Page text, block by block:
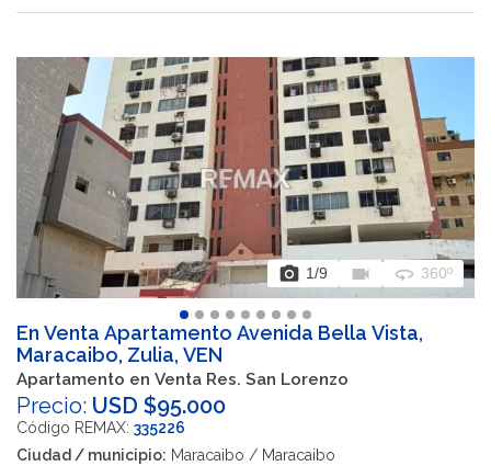
photo_camera 1/9 videocam 360 360º
En Venta Apartamento Avenida Bella Vista,
Maracaibo, Zulia, VEN
Apartamento en Venta Res. San Lorenzo
Precio: USD $95.000
Código REMAX: 335226
Ciudad / municipio: Maracaibo / Maracaibo